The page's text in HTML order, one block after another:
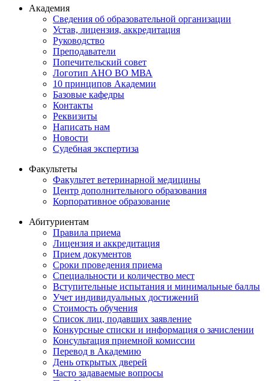
Академия
Сведения об образовательной организации
Устав, лицензия, аккредитация
Руководство
Преподаватели
Попечительский совет
Логотип АНО ВО МВА
10 принципов Академии
Базовые кафедры
Контакты
Реквизиты
Написать нам
Новости
Судебная экспертиза
Факультеты
Факультет ветеринарной медицины
Центр дополнительного образования
Корпоративное образование
Абитуриентам
Правила приема
Лицензия и аккредитация
Прием документов
Сроки проведения приема
Специальности и количество мест
Вступительные испытания и минимальные баллы
Учет индивидуальных достижений
Стоимость обучения
Список лиц, подавших заявление
Конкурсные списки и информация о зачислении
Консультация приемной комиссии
Перевод в Академию
День открытых дверей
Часто задаваемые вопросы